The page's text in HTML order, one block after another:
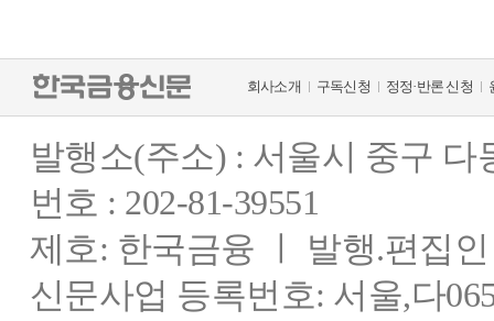
회사소개 구독신청 정정·반론 신청
발행소(주소) : 서울시 중구
번호 : 202-81-39551
제호: 한국금융 ㅣ 발행.편집
신문사업 등록번호: 서울,다